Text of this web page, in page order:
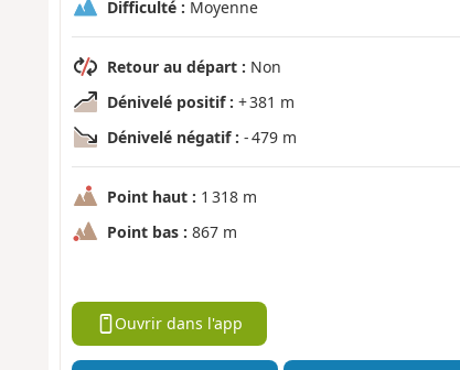
Difficulté : Moyenne
Retour au départ : Non
Dénivelé positif : + 381 m
Dénivelé négatif : - 479 m
Point haut : 1 318 m
Point bas : 867 m
Ouvrir dans l'app